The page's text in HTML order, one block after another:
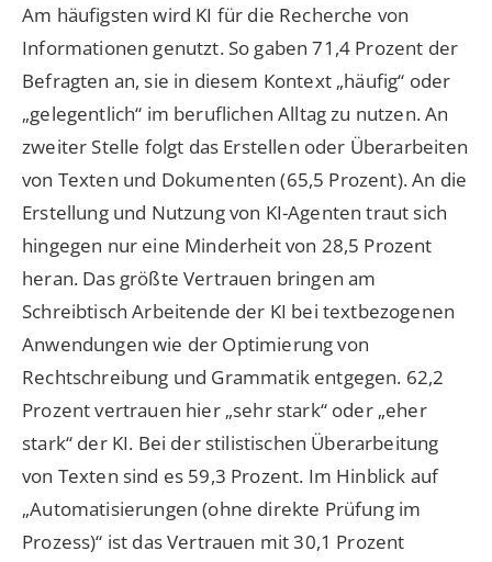
Am häufigsten wird KI für die Recherche von
Informationen genutzt. So gaben 71,4 Prozent der
Befragten an, sie in diesem Kontext „häufig“ oder
„gelegentlich“ im beruflichen Alltag zu nutzen. An
zweiter Stelle folgt das Erstellen oder Überarbeiten
von Texten und Dokumenten (65,5 Prozent). An die
Erstellung und Nutzung von KI-Agenten traut sich
hingegen nur eine Minderheit von 28,5 Prozent
heran. Das größte Vertrauen bringen am
Schreibtisch Arbeitende der KI bei textbezogenen
Anwendungen wie der Optimierung von
Rechtschreibung und Grammatik entgegen. 62,2
Prozent vertrauen hier „sehr stark“ oder „eher
stark“ der KI. Bei der stilistischen Überarbeitung
von Texten sind es 59,3 Prozent. Im Hinblick auf
„Automatisierungen (ohne direkte Prüfung im
Prozess)“ ist das Vertrauen mit 30,1 Prozent